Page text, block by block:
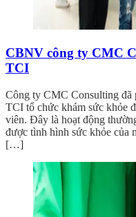
CBNV công ty CMC
TCI
Công ty CMC Consulting
TCI tổ chức khám sức khỏe
viên. Đây là hoạt động
được tình hình sức khỏe của
[…]